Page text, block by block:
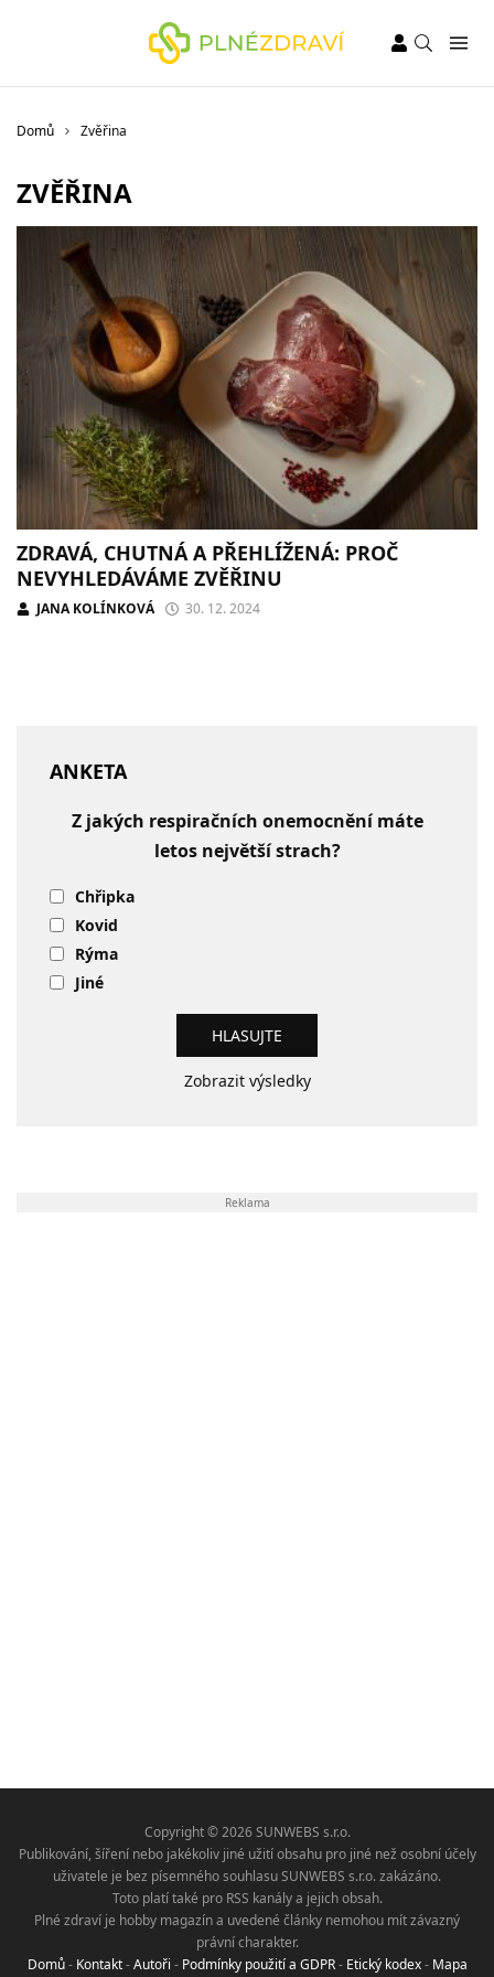
Domů Zvěřina
ZVĚŘINA
ZDRAVÁ, CHUTNÁ A PŘEHLÍŽENÁ: PROČ
NEVYHLEDÁVÁME ZVĚŘINU
JANA KOLÍNKOVÁ 30. 12. 2024
ANKETA
Z jakých respiračních onemocnění máte
letos největší strach?
Chřipka
Kovid
Rýma
Jiné
Zobrazit výsledky
Reklama
Copyright © 2026 SUNWEBS s.r.o.
Publikování, šíření nebo jakékoliv jiné užití obsahu pro jiné než osobní účely
uživatele je bez písemného souhlasu SUNWEBS s.r.o. zakázáno.
Toto platí také pro RSS kanály a jejich obsah.
Plné zdraví je hobby magazín a uvedené články nemohou mít závazný
právní charakter.
Domů- Kontakt-Autoři - Podmínky použití a GDPR- Etický kodex- Mapa